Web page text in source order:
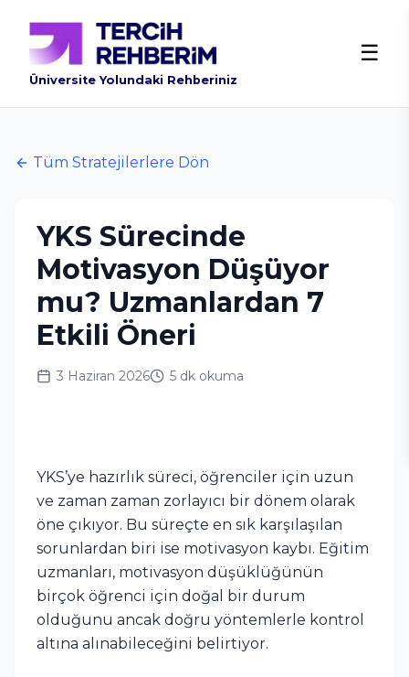
Üniversite Yolundaki Rehberiniz
☰
Tüm Stratejilerlere Dön
YKS Sürecinde
Motivasyon Düşüyor
mu? Uzmanlardan 7
Etkili Öneri
3 Haziran 2026 5 dk okuma
YKS’ye hazırlık süreci, öğrenciler için uzun
ve zaman zaman zorlayıcı bir dönem olarak
öne çıkıyor. Bu süreçte en sık karşılaşılan
sorunlardan biri ise motivasyon kaybı. Eğitim
uzmanları, motivasyon düşüklüğünün
birçok öğrenci için doğal bir durum
olduğunu ancak doğru yöntemlerle kontrol
altına alınabileceğini belirtiyor.